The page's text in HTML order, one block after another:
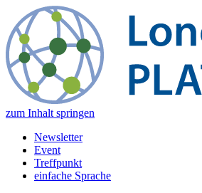
zum Inhalt springen
Newsletter
Event
Treffpunkt
einfache Sprache